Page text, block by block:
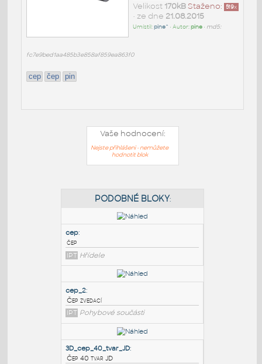
Staženo: 519x
Velikost 170kB
• ze dne 21.08.2015
Umístil:pine^ • Autor:pine• md5:
fc7e9bed1aa485b3e858af859ea863f0
cep čep pin
Vaše hodnocení:
Nejste přihlášeni - nemůžete
hodnotit blok
cep:
čep
IPT Hřídele